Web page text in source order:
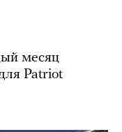
месяц
Patriot